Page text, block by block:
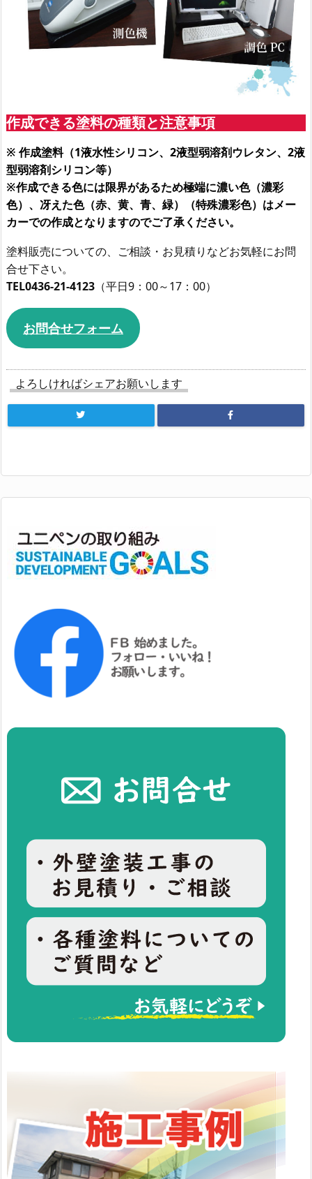
作成できる塗料の種類と注意事項
※ 作成塗料（1液水性シリコン、2液型弱溶剤ウレタン、2液
型弱溶剤シリコン等）
※作成できる色には限界があるため極端に濃い色（濃彩
色）、冴えた色（赤、黄、青、緑）（特殊濃彩色）はメー
カーでの作成となりますのでご了承ください。
塗料販売についての、ご相談・お見積りなどお気軽にお問
合せ下さい。
TEL0436-21-4123 （平日9：00～17：00）
お問合せフォーム
よろしければシェアお願いします